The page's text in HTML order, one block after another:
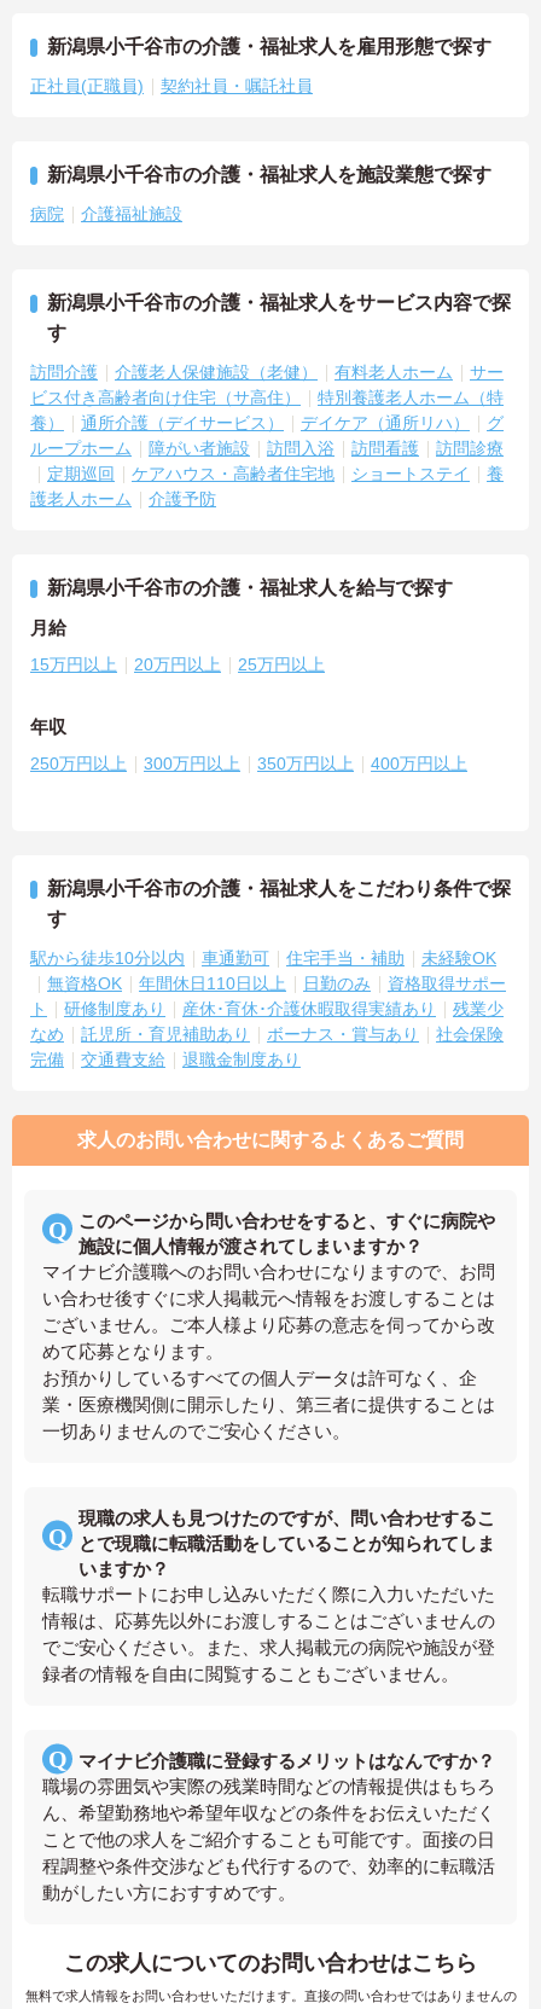
新潟県小千谷市の介護・福祉求人を雇用形態で探す
正社員(正職員) 契約社員・嘱託社員
新潟県小千谷市の介護・福祉求人を施設業態で探す
病院 介護福祉施設
新潟県小千谷市の介護・福祉求人をサービス内容で探
す
訪問介護 介護老人保健施設（老健） 有料老人ホーム
サー
ビス付き高齢者向け住宅（サ高住）
特別養護老人ホーム（特
養）
通所介護（デイサービス） デイケア（通所リハ）
グ
ループホーム
障がい者施設 訪問入浴 訪問看護
訪問診療
定期巡回
ケアハウス・高齢者住宅地 ショートステイ
養
護老人ホーム
介護予防
新潟県小千谷市の介護・福祉求人を給与で探す
月給
15万円以上 20万円以上 25万円以上
年収
250万円以上 300万円以上 350万円以上 400万円以上
新潟県小千谷市の介護・福祉求人をこだわり条件で探
す
駅から徒歩10分以内 車通勤可 住宅手当・補助
未経験OK
無資格OK
年間休日110日以上 日勤のみ
資格取得サポー
ト
研修制度あり 産休･育休･介護休暇取得実績あり
残業少
なめ
託児所・育児補助あり ボーナス・賞与あり
社会保険
完備
交通費支給 退職金制度あり
求人のお問い合わせに関するよくあるご質問
このページから問い合わせをすると、すぐに病院や
施設に個人情報が渡されてしまいますか？
マイナビ介護職へのお問い合わせになりますので、お問
い合わせ後すぐに求人掲載元へ情報をお渡しすることは
ございません。ご本人様より応募の意志を伺ってから改
めて応募となります。
お預かりしているすべての個人データは許可なく、企
業・医療機関側に開示したり、第三者に提供することは
一切ありませんのでご安心ください。
現職の求人も見つけたのですが、問い合わせするこ
とで現職に転職活動をしていることが知られてしま
いますか？
転職サポートにお申し込みいただく際に入力いただいた
情報は、応募先以外にお渡しすることはございませんの
でご安心ください。また、求人掲載元の病院や施設が登
録者の情報を自由に閲覧することもございません。
マイナビ介護職に登録するメリットはなんですか？
職場の雰囲気や実際の残業時間などの情報提供はもちろ
ん、希望勤務地や希望年収などの条件をお伝えいただく
ことで他の求人をご紹介することも可能です。面接の日
程調整や条件交渉なども代行するので、効率的に転職活
動がしたい方におすすめです。
この求人についてのお問い合わせはこちら
無料で求人情報をお問い合わせいただけます。直接の問い合わせではありませんの